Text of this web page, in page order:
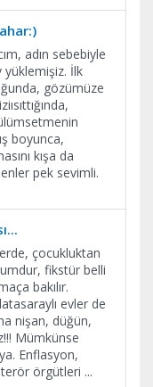
adın sebebiyle
yüklemişiz. İlk
gözümüze
boyunca,
kışa da
pek sevimli.
çocukluktan
fikstür belli
bakılır.
evler de
nişan, düğün,
Mümkünse
Enflasyon,
örgütleri ...